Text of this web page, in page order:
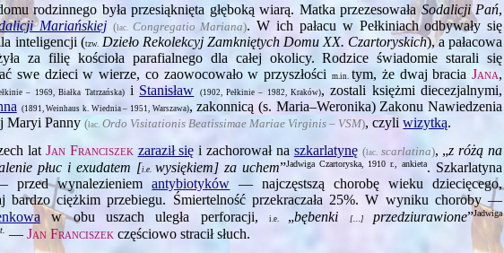
rodzinnego była przesiąknięta głęboką wiarą. Matka przezesowałaSodalicji Pań,
Mariańskiej (łac. Congregatio Mariana). W ich pałacu w Peł­kiniach odbywały się
inteligencji (tzw. Dzieło Rekolekcyj Zamkniętych Domu XX. Czartoryskich), a pałacowa
za filię kościoła parafialnego dla całej okolicy. Rodzice świadomie starali się
swe dzieci w wierze, co zaowocowało w przyszłości
m.in. tym, że dwaj braciaJana,
– 1969, Białka Tatrzańska)i Stanisław (1902, Pełkinie – 1982, Kraków), zostali księżmi diecezjalnymi,
(1891, Weinhaus k. Wiednia – 1951, Warszawa), zakonnicą (s. Maria–Weronika) Zakonu Nawiedze­nia
Maryi Panny(łac. Ordo Visitationis Beatissimae Mariae Virginis – VSM), czyliwizytką.
lat Jan Franciszek zaraził się i zachorował na szkarlatynę (łac. scarlatina), „z różą na
płuc i exudatem [i.e. wysiękiem] za uchem”Jadwiga Czartoryska, 1910 r., ankieta. Szkarlatyna
przed wynalezieniemantybiotyków — najczęstszą chorobę wieku dziecięcego,
bardzo ciężkim przebiegu. Śmiertelność przekraczała 25%. W wyniku choroby —
w obu uszach uległa perforacji,i.e. „bębenki […]przedziurawione”Jadwiga
—Jan Franciszek częściowo stracił słuch.